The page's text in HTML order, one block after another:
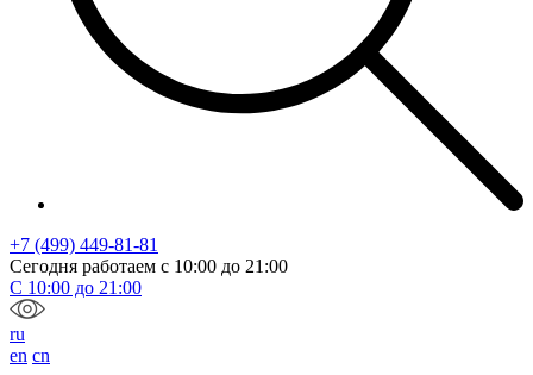
+7 (499) 449-81-81
Сегодня работаем с 10:00 до 21:00
С 10:00 до 21:00
ru
en cn